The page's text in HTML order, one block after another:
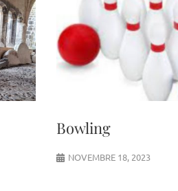
Bowling
NOVEMBRE 18, 2023